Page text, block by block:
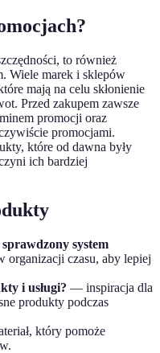
to również
Wiele marek i sklepów
mają na celu skłonienie
Przed zakupem zawsze
promocji oraz
promocjami.
które od dawna były
ich bardziej
system
czasu, aby lepiej
i usługi? — inspiracja dla
produkty podczas
który pomoże